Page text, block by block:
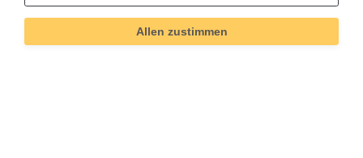
Allen zustimmen